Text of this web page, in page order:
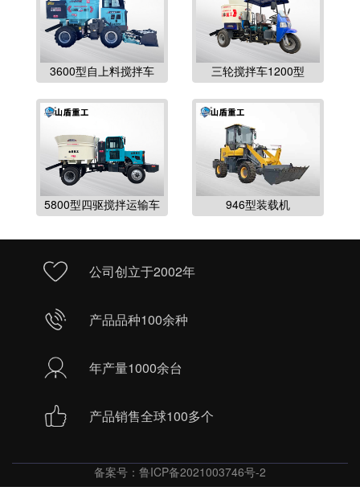
3600型自上料搅拌车 三轮搅拌车1200型
5800型四驱搅拌运输车 946型装载机
公司创立于2002年
产品品种100余种
年产量1000余台
产品销售全球100多个
备案号： 鲁ICP备2021003746号-2